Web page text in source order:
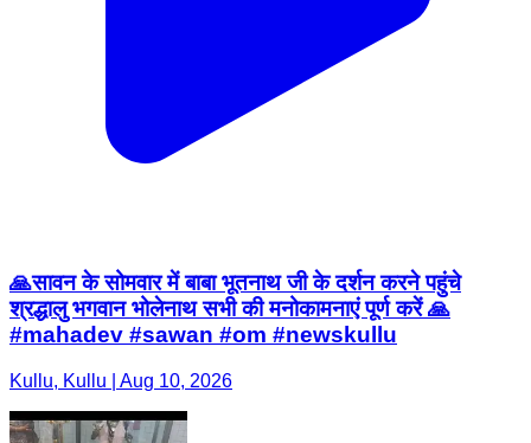
🙏सावन के सोमवार में बाबा भूतनाथ जी के दर्शन करने पहुंचे
श्रद्धालु भगवान भोलेनाथ सभी की मनोकामनाएं पूर्ण करें 🙏
#mahadev #sawan #om #newskullu
Kullu, Kullu | Aug 10, 2026